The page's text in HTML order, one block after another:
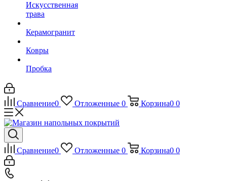
Искусственная
трава
Керамогранит
Ковры
Пробка
Сравнение0 Отложенные 0 Корзина0 0
Сравнение0 Отложенные 0 Корзина0 0